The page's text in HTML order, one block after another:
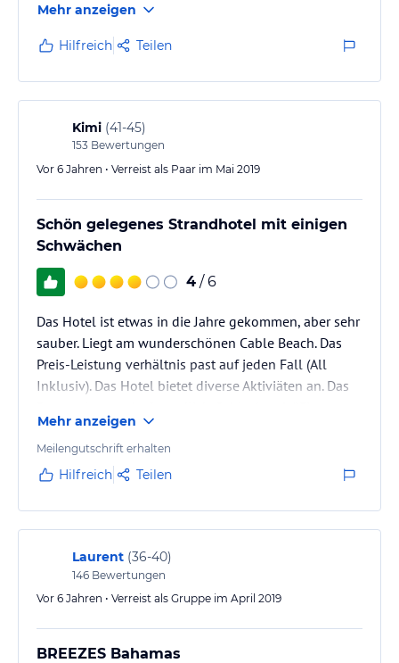
sind nicht ökologisch, über den Müll der Touristen
morgens am Stand kann man nur den Kopf schütteln,
es hat genügend aufgestellte Mülleimer, ein heisser
kleiner Pool ca 40°C!
Mehr anzeigen
Hilfreich Teilen
Kimi (41-45)
153 Bewertungen
Vor 6 Jahren • Verreist als Paar im Mai 2019
Schön gelegenes Strandhotel mit einigen
Schwächen
4 / 6
Das Hotel ist etwas in die Jahre gekommen, aber sehr
sauber. Liegt am wunderschönen Cable Beach. Das
Preis-Leistung verhältnis past auf jeden Fall (All
Inklusiv). Das Hotel bietet diverse Aktiviäten an. Das
empfang. Gute Verbindung mit dem Bus nach Nassau
(1,25 $ PP)
Mehr anzeigen
Meilengutschrift erhalten
Hilfreich Teilen
Laurent (36-40)
146 Bewertungen
Vor 6 Jahren • Verreist als Gruppe im April 2019
BREEZES Bahamas